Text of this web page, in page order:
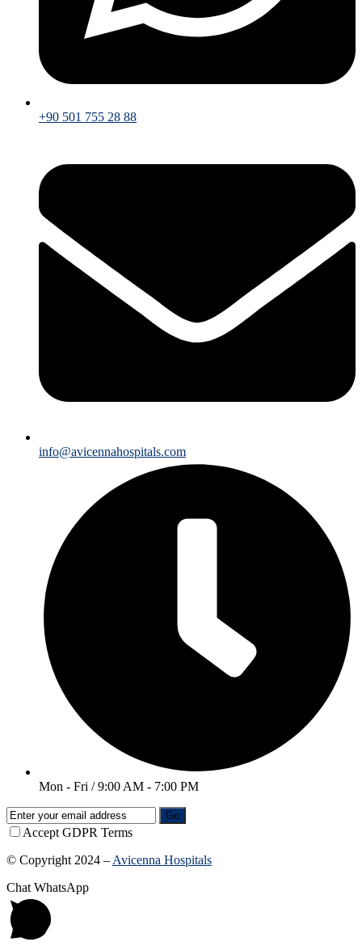
+90 501 755 28 88
info@avicennahospitals.com
Mon - Fri / 9:00 AM - 7:00 PM
Go
Accept GDPR Terms
© Copyright 2024 –Avicenna Hospitals
Chat WhatsApp